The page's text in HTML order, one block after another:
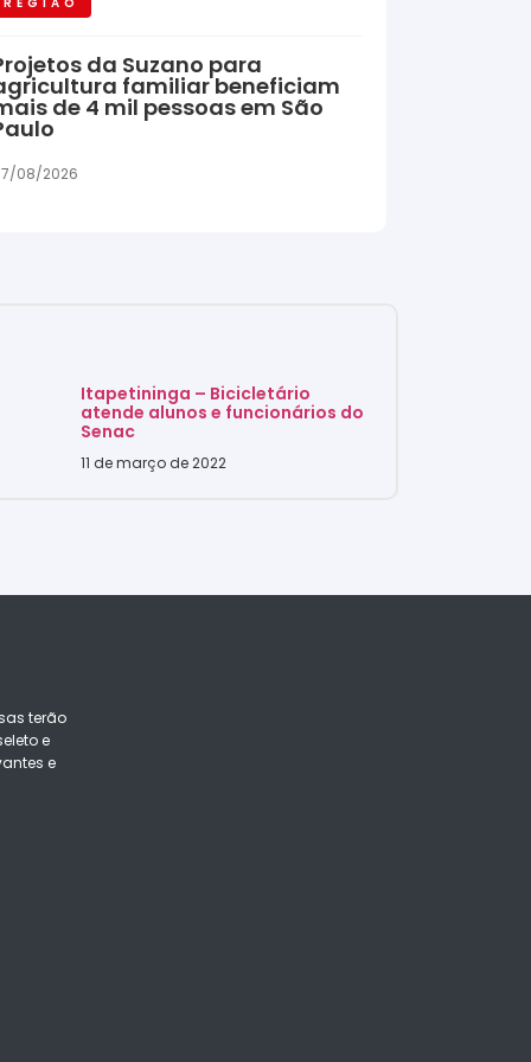
da Suzano para
familiar beneficiam
de 4 mil pessoas em São
08/2026
Itapetininga – Bicicletário
atende alunos e funcionários do
Senac
11 de março de 2022
terão
e
e